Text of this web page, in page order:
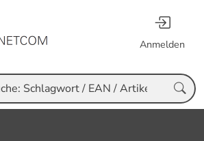
Anmelden